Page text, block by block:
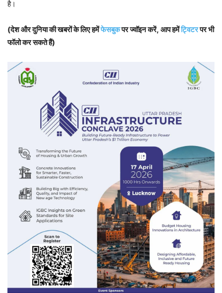
है।
(देश और दुनिया की खबरों के लिए हमेंफेसबुकपर ज्वॉइन करें, आप हमेंट्विटरपर भी
फॉलो कर सकते हैं)